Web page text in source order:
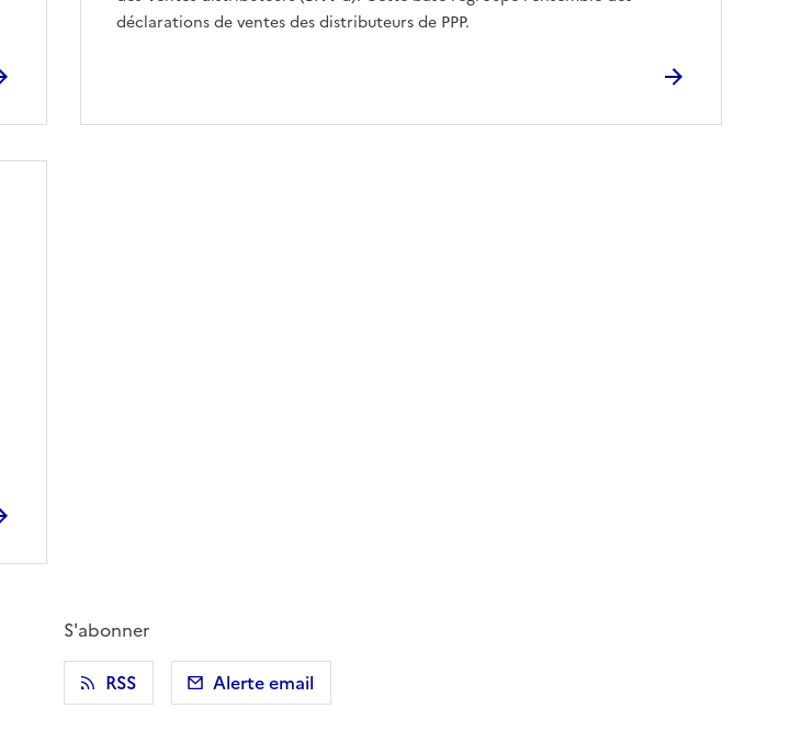
déclarations de ventes des distributeurs de PPP.
S'abonner
RSS
Alerte email